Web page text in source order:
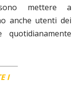
mettere a
anche utenti dei
I